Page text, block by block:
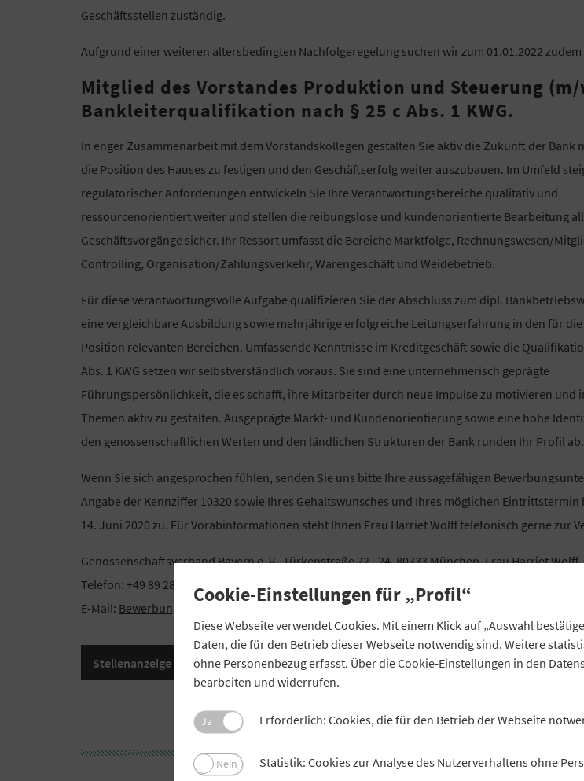
Geschäftsstellen zuständig.
Aufgrund einer weiteren altersbedingten Nachfolgeregelung suchen wir zum 01.01.2022 zudem
Mitglied des Vorstandes Produktion und Steuerung
Bankleiterqualifikation nach § 25 c Abs. 1 KWG.
In enger Zusammenarbeit mit dem Vorstandskollegen gestalten Sie aktiv die Zukunft der Bank
die Position des Hauses zu festigen und den Geschäftserfolg weiter auszubauen. Im Umfeld
regulatorischer Anforderungen entwickeln Sie Ihre Verantwortungsbereiche qualitativ und
ressourcenorientiert weiter und stellen die reibungslose und kundenorientierte Bearbeitung
Geschäftsvorgänge sicher. Ihr Ressort umfasst die Bereiche Marktfolge, Rechnungswesen/
Controlling, Organisation/Zahlungsverkehr, Warengeschäft und Weidebetrieb.
Für diese verantwortungsvolle Aufgabe qualifizieren Sie der Abschluss zum dipl.
eine vergleichbare Ausbildung sowie mehrjährige erfolgreiche Leitungserfahrung in den für
Position relevanten Bereichen. Umfassende Kenntnisse im Kreditgeschäft sowie die
Abs. 1 KWG setzen wir selbstverständlich voraus. Sie sind eine unternehmerisch geprägte
Führungspersönlichkeit, die es schafft, ihre Mitarbeiter durch neue Impulse zu motivieren und
Themen aktiv zu gestalten. Ausgeprägte Markt- und Kundenorientierung sowie eine hohe
den genossenschaftlichen Werten und den ländlichen Strukturen der Bank runden Ihr Profil ab.
Wenn Sie sich angesprochen fühlen, senden Sie uns bitte Ihre aussagefähigen
Angabe der Kennziffer 10320 sowie Ihres Gehaltswunsches und Ihres möglichen Eintrittstermin
14. Juni 2020 zu. Für Vorabinformationen steht Ihnen Frau Harriet Wolff telefonisch gerne zur
Genossenschaftsverband Bayern e. V., Türkenstraße 22 - 24, 80333 München, Frau Harriet Wolff
Telefon: +49 89 2868 3609, Mobil: +49 172 6271769
E-Mail: Bewerbung-Bankenbetreuung(at)gv-bayern.de
Stellenanzeige als PDF-Datei herunterladen
Cookie-Einstellungen für „Profil“
Diese Webseite verwendet Cookies. Mit einem Klick auf „Auswahl
Daten, die für den Betrieb dieser Webseite notwendig sind. Weitere
ohne Personenbezug erfasst. Über die Cookie-Einstellungen in den
bearbeiten und widerrufen.
Ja Erforderlich: Cookies, die für den Betrieb der Webseite
Nein Statistik: Cookies zur Analyse des Nutzerverhaltens ohne